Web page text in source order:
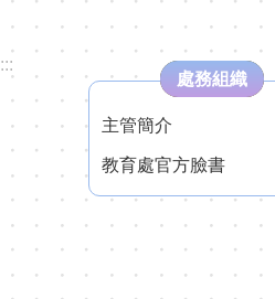
:::
處務組織
主管簡介
教育處官方臉書